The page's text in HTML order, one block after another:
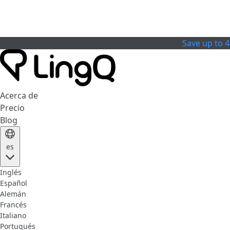
Save up to
Acerca de
Precio
Blog
es
Inglés
Español
Alemán
Francés
Italiano
Portugués